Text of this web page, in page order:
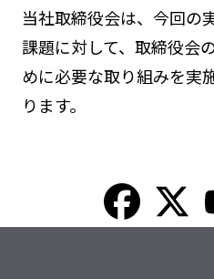
当社取締役会は、今回の
課題に対して、取締役会
めに必要な取り組みを実
ります。